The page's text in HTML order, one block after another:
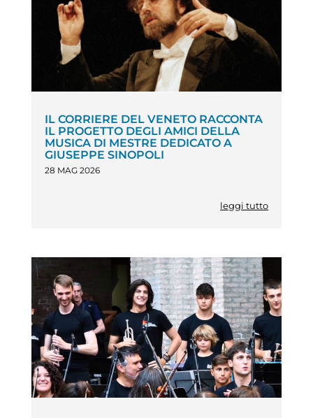
IL CORRIERE DEL VENETO RACCONTA
IL PROGETTO DEGLI AMICI DELLA
MUSICA DI MESTRE DEDICATO A
GIUSEPPE SINOPOLI
28 MAG 2026
leggi tutto